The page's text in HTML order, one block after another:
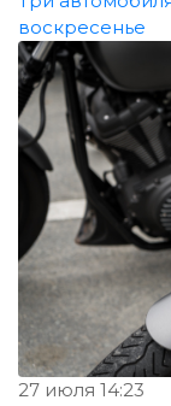
воскресенье
27 июля 14:23